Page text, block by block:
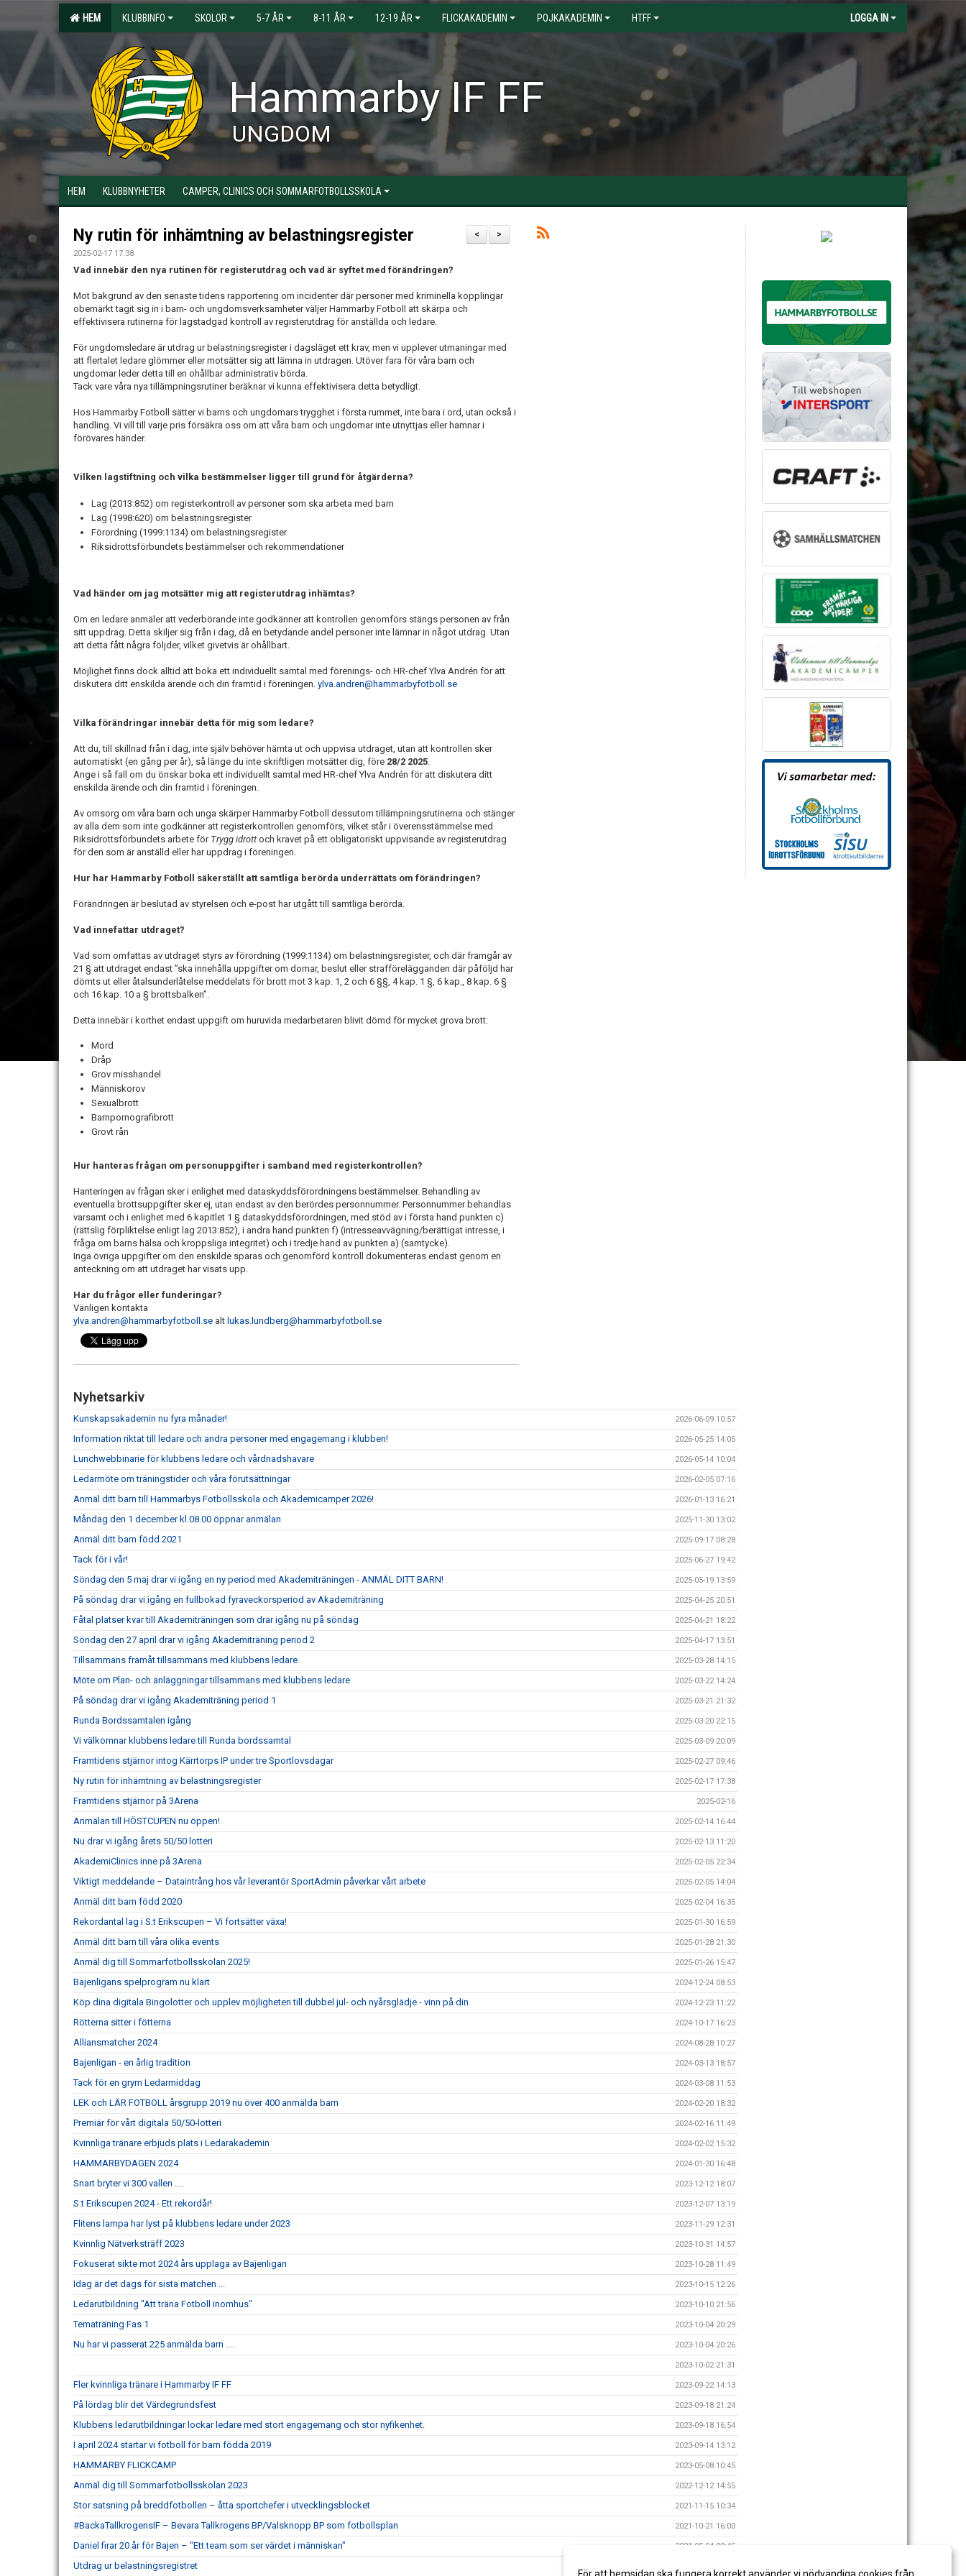
HEM KLUBBINFO SKOLOR 5-7 ÅR 8-11 ÅR 12-19 ÅR FLICKAKADEMIN POJKAKADEMIN HTFF LOGGA IN
Hammarby IF FF
UNGDOM
HEM KLUBBNYHETER CAMPER, CLINICS OCH SOMMARFOTBOLLSSKOLA
>
<
Ny rutin för inhämtning av belastningsregister
2025-02-17 17:38
Vad innebär den nya rutinen för registerutdrag och vad är syftet med förändringen?
Mot bakgrund av den senaste tidens rapportering om incidenter där personer med kriminella kopplingar
obemärkt tagit sig in i barn- och ungdomsverksamheter väljer Hammarby Fotboll att skärpa och
effektivisera rutinerna för lagstadgad kontroll av registerutdrag för anställda och ledare.
För ungdomsledare är utdrag ur belastningsregister i dagsläget ett krav, men vi upplever utmaningar med
att flertalet ledare glömmer eller motsätter sig att lämna in utdragen. Utöver fara för våra barn och
ungdomar leder detta till en ohållbar administrativ börda.
Tack vare våra nya tillämpningsrutiner beräknar vi kunna effektivisera detta betydligt.
Hos Hammarby Fotboll sätter vi barns och ungdomars trygghet i första rummet, inte bara i ord, utan också i
handling. Vi vill till varje pris försäkra oss om att våra barn och ungdomar inte utnyttjas eller hamnar i
förövares händer.
Vilken lagstiftning och vilka bestämmelser ligger till grund för åtgärderna?
Lag (2013:852) om registerkontroll av personer som ska arbeta med barn
Lag (1998:620) om belastningsregister
Förordning (1999:1134) om belastningsregister
Riksidrottsförbundets bestämmelser och rekommendationer
Vad händer om jag motsätter mig att registerutdrag inhämtas?
Om en ledare anmäler att vederbörande inte godkänner att kontrollen genomförs stängs personen av från
sitt uppdrag. Detta skiljer sig från i dag, då en betydande andel personer inte lämnar in något utdrag. Utan
att detta fått några följder, vilket givetvis är ohållbart.
Möjlighet finns dock alltid att boka ett individuellt samtal med förenings- och HR-chef Ylva Andrén för att
diskutera ditt enskilda ärende och din framtid i föreningen. ylva.andren@hammarbyfotboll.se
Vilka förändringar innebär detta för mig som ledare?
Att du, till skillnad från i dag, inte själv behöver hämta ut och uppvisa utdraget, utan att kontrollen sker
automatiskt (en gång per år), så länge du inte skriftligen motsätter dig, före 28/2 2025.
Ange i så fall om du önskar boka ett individuellt samtal med HR-chef Ylva Andrén för att diskutera ditt
enskilda ärende och din framtid i föreningen.
Av omsorg om våra barn och unga skärper Hammarby Fotboll dessutom tillämpningsrutinerna och stänger
av alla dem som inte godkänner att registerkontrollen genomförs, vilket står i överensstämmelse med
Riksidrottsförbundets arbete för Trygg idrott och kravet på ett obligatoriskt uppvisande av registerutdrag
för den som är anställd eller har uppdrag i föreningen.
Hur har Hammarby Fotboll säkerställt att samtliga berörda underrättats om förändringen?
Förändringen är beslutad av styrelsen och e-post har utgått till samtliga berörda.
Vad innefattar utdraget?
Vad som omfattas av utdraget styrs av förordning (1999:1134) om belastningsregister, och där framgår av
21 § att utdraget endast ”ska innehålla uppgifter om domar, beslut eller strafförelägganden där påföljd har
dömts ut eller åtalsunderlåtelse meddelats för brott mot 3 kap. 1, 2 och 6 §§, 4 kap. 1 §, 6 kap., 8 kap. 6 §
och 16 kap. 10 a § brottsbalken”.
Detta innebär i korthet endast uppgift om huruvida medarbetaren blivit dömd för mycket grova brott:
Mord
Dråp
Grov misshandel
Människorov
Sexualbrott
Barnpornografibrott
Grovt rån
Hur hanteras frågan om personuppgifter i samband med registerkontrollen?
Hanteringen av frågan sker i enlighet med dataskyddsförordningens bestämmelser. Behandling av
eventuella brottsuppgifter sker ej, utan endast av den berördes personnummer. Personnummer behandlas
varsamt och i enlighet med 6 kapitlet 1 § dataskyddsförordningen, med stöd av i första hand punkten c)
(rättslig förpliktelse enligt lag 2013:852), i andra hand punkten f) (intresseavvägning/berättigat intresse, i
fråga om barns hälsa och kroppsliga integritet) och i tredje hand av punkten a) (samtycke).
Inga övriga uppgifter om den enskilde sparas och genomförd kontroll dokumenteras endast genom en
anteckning om att utdraget har visats upp.
Har du frågor eller funderingar?
Vänligen kontakta
ylva.andren@hammarbyfotboll.se alt lukas.lundberg@hammarbyfotboll.se
Nyhetsarkiv
Kunskapsakademin nu fyra månader! 2026-06-09 10:57
Information riktat till ledare och andra personer med engagemang i klubben! 2026-05-25 14:05
Lunchwebbinarie för klubbens ledare och vårdnadshavare 2026-05-14 10:04
Ledarmöte om träningstider och våra förutsättningar 2026-02-05 07:16
Anmäl ditt barn till Hammarbys Fotbollsskola och Akademicamper 2026! 2026-01-13 16:21
Måndag den 1 december kl.08.00 öppnar anmälan 2025-11-30 13:02
Anmäl ditt barn född 2021 2025-09-17 08:28
Tack för i vår! 2025-06-27 19:42
Söndag den 5 maj drar vi igång en ny period med Akademiträningen - ANMÄL DITT BARN! 2025-05-19 13:59
På söndag drar vi igång en fullbokad fyraveckorsperiod av Akademiträning 2025-04-25 20:51
Fåtal platser kvar till Akademiträningen som drar igång nu på söndag 2025-04-21 18:22
Söndag den 27 april drar vi igång Akademiträning period 2 2025-04-17 13:51
Tillsammans framåt tillsammans med klubbens ledare 2025-03-28 14:15
Möte om Plan- och anläggningar tillsammans med klubbens ledare 2025-03-22 14:24
På söndag drar vi igång Akademiträning period 1 2025-03-21 21:32
Runda Bordssamtalen igång 2025-03-20 22:15
Vi välkomnar klubbens ledare till Runda bordssamtal 2025-03-09 20:09
Framtidens stjärnor intog Kärrtorps IP under tre Sportlovsdagar 2025-02-27 09:46
Ny rutin för inhämtning av belastningsregister 2025-02-17 17:38
Framtidens stjärnor på 3Arena 2025-02-16
Anmälan till HÖSTCUPEN nu öppen! 2025-02-14 16:44
Nu drar vi igång årets 50/50 lotteri 2025-02-13 11:20
AkademiClinics inne på 3Arena 2025-02-05 22:34
Viktigt meddelande – Dataintrång hos vår leverantör SportAdmin påverkar vårt arbete 2025-02-05 14:04
Anmäl ditt barn född 2020 2025-02-04 16:35
Rekordantal lag i S:t Erikscupen – Vi fortsätter växa! 2025-01-30 16:59
Anmäl ditt barn till våra olika events 2025-01-28 21:30
Anmäl dig till Sommarfotbollsskolan 2025! 2025-01-26 15:47
Bajenligans spelprogram nu klart 2024-12-24 08:53
Köp dina digitala Bingolotter och upplev möjligheten till dubbel jul- och nyårsglädje - vinn på din 2024-12-23 11:22
Rötterna sitter i fötterna 2024-10-17 16:23
Alliansmatcher 2024 2024-08-28 10:27
Bajenligan - en årlig tradition 2024-03-13 18:57
Tack för en grym Ledarmiddag 2024-03-08 11:53
LEK och LÄR FOTBOLL årsgrupp 2019 nu över 400 anmälda barn 2024-02-20 18:32
Premiär för vårt digitala 50/50-lotteri 2024-02-16 11:49
Kvinnliga tränare erbjuds plats i Ledarakademin 2024-02-02 15:32
HAMMARBYDAGEN 2024 2024-01-30 16:48
Snart bryter vi 300 vallen .... 2023-12-12 18:07
S:t Erikscupen 2024 - Ett rekordår! 2023-12-07 13:19
Flitens lampa har lyst på klubbens ledare under 2023 2023-11-29 12:31
Kvinnlig Nätverksträff 2023 2023-10-31 14:57
Fokuserat sikte mot 2024 års upplaga av Bajenligan 2023-10-28 11:49
Idag är det dags för sista matchen ... 2023-10-15 12:26
Ledarutbildning "Att träna Fotboll inomhus" 2023-10-10 21:56
Tematräning Fas 1 2023-10-04 20:29
Nu har vi passerat 225 anmälda barn .... 2023-10-04 20:26
2023-10-02 21:31
Fler kvinnliga tränare i Hammarby IF FF 2023-09-22 14:13
På lördag blir det Värdegrundsfest 2023-09-18 21:24
Klubbens ledarutbildningar lockar ledare med stort engagemang och stor nyfikenhet. 2023-09-18 16:54
I april 2024 startar vi fotboll för barn födda 2019 2023-09-14 13:12
HAMMARBY FLICKCAMP 2023-05-08 10:45
Anmäl dig till Sommarfotbollsskolan 2023 2022-12-12 14:55
Stor satsning på breddfotbollen – åtta sportchefer i utvecklingsblocket 2021-11-15 10:34
#BackaTallkrogensIF – Bevara Tallkrogens BP/Valsknopp BP som fotbollsplan 2021-10-21 16:00
Daniel firar 20 år för Bajen – "Ett team som ser värdet i människan" 2021-05-04 09:45
Utdrag ur belastningsregistret